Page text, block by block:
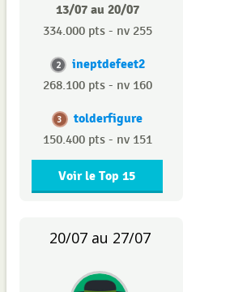
13/07 au 20/07
334.000 pts - nv 255
2 ineptdefeet2
268.100 pts - nv 160
3 tolderfigure
150.400 pts - nv 151
Voir le Top 15
20/07 au 27/07